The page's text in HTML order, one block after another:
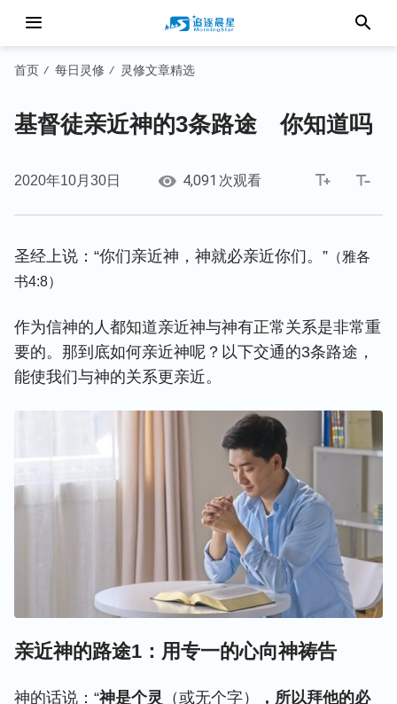
首页 / 每日灵修 / 灵修文章精选
基督徒亲近神的3条路途 你知道吗
2020年10月30日 4,091 次观看
圣经上说：“你们亲近神，神就必亲近你们。” （雅各
书4:8）
作为信神的人都知道亲近神与神有正常关系是非常重
要的。那到底如何亲近神呢？以下交通的3条路途，
能使我们与神的关系更亲近。
亲近神的路途1：用专一的心向神祷告
神的话说：“神是个灵 （或无个字）
，所以拜他的必